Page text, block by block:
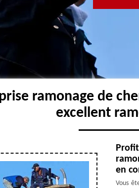
ramonage de
excellent
en
Vous